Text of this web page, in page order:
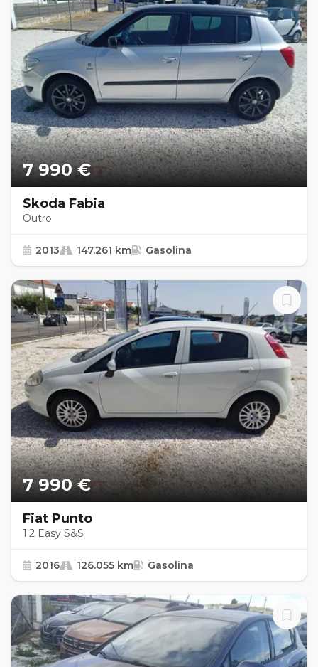
7 990 €
Skoda Fabia
Outro
2013 147.261 km Gasolina
7 990 €
Fiat Punto
1.2 Easy S&S
2016 126.055 km Gasolina